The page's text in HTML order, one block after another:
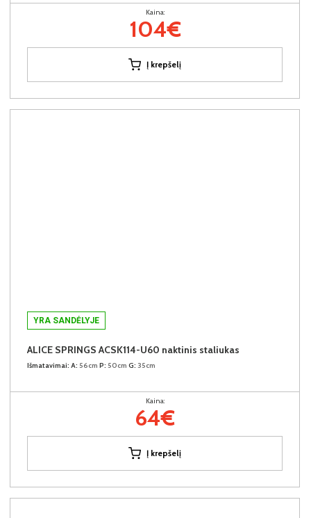
Kaina:
104€
Į krepšelį
YRA SANDĖLYJE
ALICE SPRINGS ACSK114-U60 naktinis staliukas
Išmatavimai: A: 56cm P: 50cm G: 35cm
Kaina:
64€
Į krepšelį